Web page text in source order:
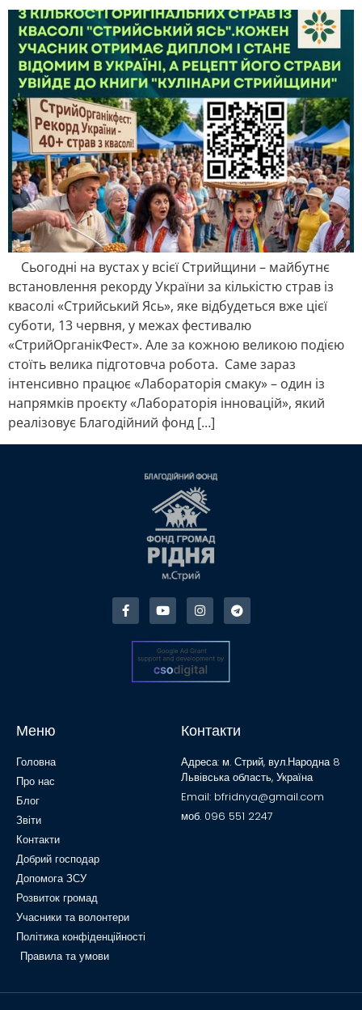
Сьогодні на вустах у всієї Стрийщини – майбутнє
встановлення рекорду України за кількістю страв із
квасолі «Стрийський Ясь», яке відбудеться вже цієї
суботи, 13 червня, у межах фестивалю
«СтрийОрганікФест». Але за кожною великою подією
стоїть велика підготовча робота. Саме зараз
інтенсивно працює «Лабораторія смаку» – один із
напрямків проєкту «Лабораторія інновацій», який
реалізовує Благодійний фонд […]
Меню
Головна
Про нас
Блог
Звіти
Контакти
Добрий господар
Допомога ЗСУ
Розвиток громад
Учасники та волонтери
Політика конфіденційності
Правила та умови
Контакти
Адреса: м. Стрий, вул.Народна 8
Львівська область, Україна
Email: bfridnya@gmail.com
моб. 096 551 2247